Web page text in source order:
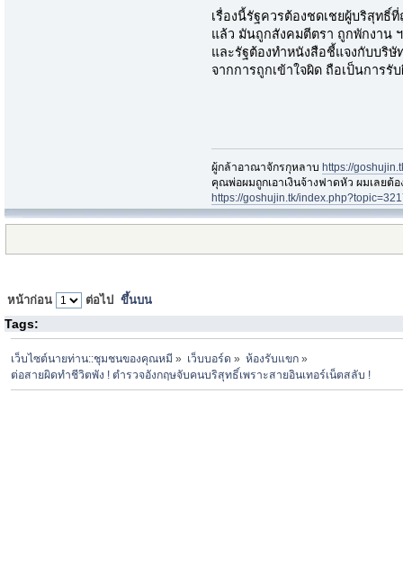
เรื่องนี้รัฐควรต้องชดเชยผู้บริสุทธิ์
แล้ว มันถูกสังคมตีตรา ถูกพักงาน
และรัฐต้องทำหนังสือชี้แจงกับบริษั
จากการถูกเข้าใจผิด ถือเป็นการรั
ผู้กล้าอาณาจักรกุหลาบ https://
คุณพ่อผมถูกเอาเงินจ้างฟาดหัว ผมเลยต้
https://goshujin.tk/
หน้าก่อน ต่อไป ขึ้นบน
Tags:
เว็บไซต์นายท่าน::ชุมชนของคุณหมี » เว็บบอร์ด » ห้องรับแขก »
ต่อสายผิดทำชีวิตพัง ! ตำรวจอังกฤษจับคนบริสุทธิ์เพราะสายอินเทอร์เน็ตสลับ !